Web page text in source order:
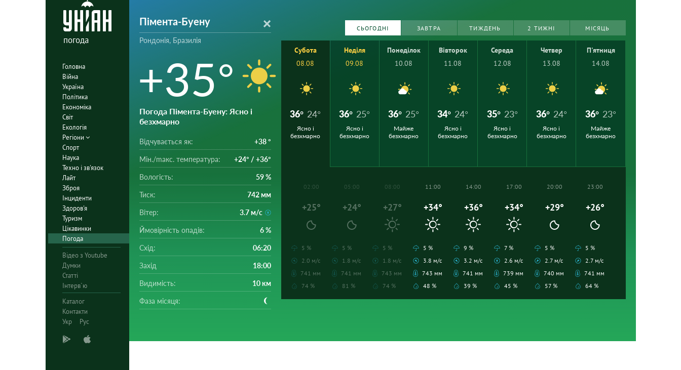
погода
Головна
Війна
Україна
Політика
Економіка
Світ
Екологія
Регіони
Спорт
Наука
Техно і зв'язок
Лайт
Зброя
Інциденти
Здоров'я
Туризм
Цікавинки
Погода
Відео з Youtube
Думки
Статті
Інтерв`ю
Каталог
Контакти
Укр
Рус
Пімента-Буену
Рондонія, Бразилія
+35°
Погода Пімента-Буену: Ясно і
безхмарно
Відчувається як: +38 °
Мін./mакс. температура: +24° / +36°
Вологість: 59 %
Тиск: 742 мм
Вітер: 3.7 м/с
Ймовірність опадів: 6 %
Схід: 06:20
Захід 18:00
Видимість: 10 км
Фаза місяця:
СЬОГОДНІ ЗАВТРА ТИЖДЕНЬ 2 ТИЖНІ МІСЯЦЬ
Субота
08.08
36° 24°
Ясно і
безхмарно
Неділя
09.08
36° 25°
Ясно і
безхмарно
Понеділок
10.08
36° 25°
Майже
безхмарно
Вівторок
11.08
34° 24°
Ясно і
безхмарно
Середа
12.08
35° 23°
Ясно і
безхмарно
Четвер
13.08
36° 24°
Ясно і
безхмарно
П'ятниця
14.08
36° 23°
Майже
безхмарно
02:00
+25°
5 %
2.0 м/с
741 мм
74 %
05:00
+24°
5 %
1.8 м/с
741 мм
81 %
08:00
+27°
5 %
1.8 м/с
743 мм
74 %
11:00
+34°
5 %
3.8 м/с
743 мм
48 %
14:00
+36°
9 %
3.2 м/с
741 мм
39 %
17:00
+34°
7 %
2.6 м/с
739 мм
45 %
20:00
+29°
5 %
2.7 м/с
740 мм
57 %
23:00
+26°
5 %
2.7 м/с
741 мм
64 %